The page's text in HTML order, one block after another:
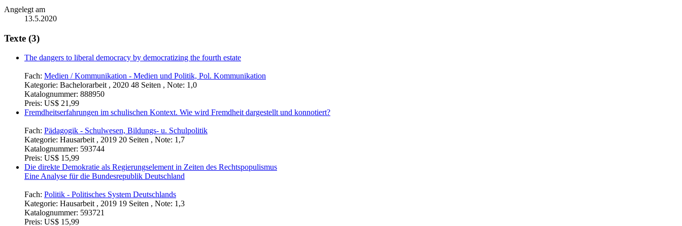
Angelegt am
13.5.2020
Texte (3)
The dangers to liberal democracy by democratizing the fourth estate
Fach: Medien / Kommunikation - Medien und Politik, Pol. Kommunikation
Kategorie: Bachelorarbeit , 2020 48 Seiten , Note: 1,0
Katalognummer: 888950
Preis: US$ 21,99
Fremdheitserfahrungen im schulischen Kontext. Wie wird Fremdheit dargestellt und konnotiert?
Fach: Pädagogik - Schulwesen, Bildungs- u. Schulpolitik
Kategorie: Hausarbeit , 2019 20 Seiten , Note: 1,7
Katalognummer: 593744
Preis: US$ 15,99
Die direkte Demokratie als Regierungselement in Zeiten des Rechtspopulismus
Eine Analyse für die Bundesrepublik Deutschland
Fach: Politik - Politisches System Deutschlands
Kategorie: Hausarbeit , 2019 19 Seiten , Note: 1,3
Katalognummer: 593721
Preis: US$ 15,99